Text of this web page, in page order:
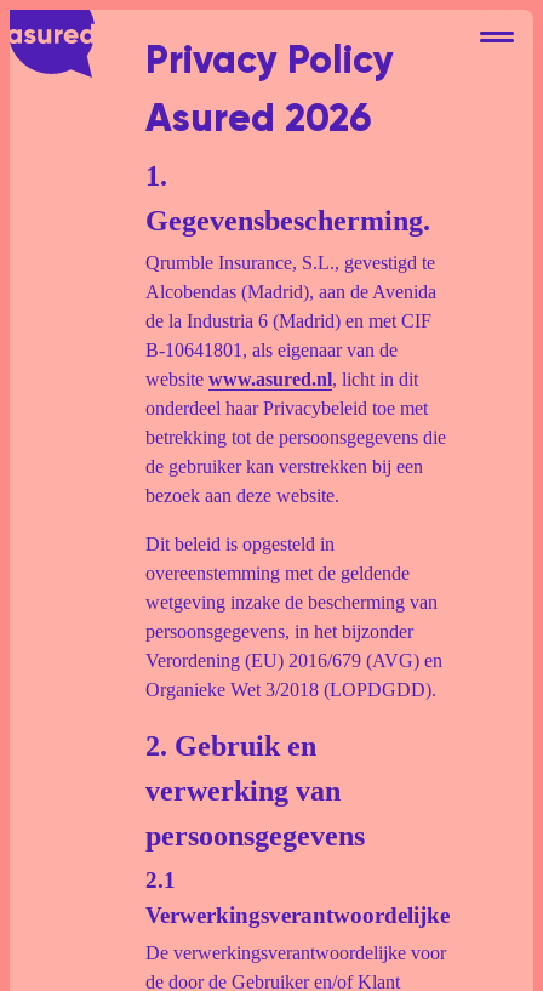
Autohuur Eigen Risico
Deelauto Eigen Risico
Camperhuur Eigen Risico
Over ons
Contact
Download documenten
Voorwaarden
Veelgestelde vragen
Privacy Policy
Asured 2026
1.
Gegevensbescherming.
Qrumble Insurance, S.L., gevestigd te
Alcobendas (Madrid), aan de Avenida
de la Industria 6 (Madrid) en met CIF
B-10641801, als eigenaar van de
website www.asured.nl, licht in dit
onderdeel haar Privacybeleid toe met
betrekking tot de persoonsgegevens die
de gebruiker kan verstrekken bij een
bezoek aan deze website.
Dit beleid is opgesteld in
overeenstemming met de geldende
wetgeving inzake de bescherming van
persoonsgegevens, in het bijzonder
Verordening (EU) 2016/679 (AVG) en
Organieke Wet 3/2018 (LOPDGDD).
2. Gebruik en
verwerking van
persoonsgegevens
2.1
Verwerkingsverantwoordelijke
De verwerkingsverantwoordelijke voor
de door de Gebruiker en/of Klant